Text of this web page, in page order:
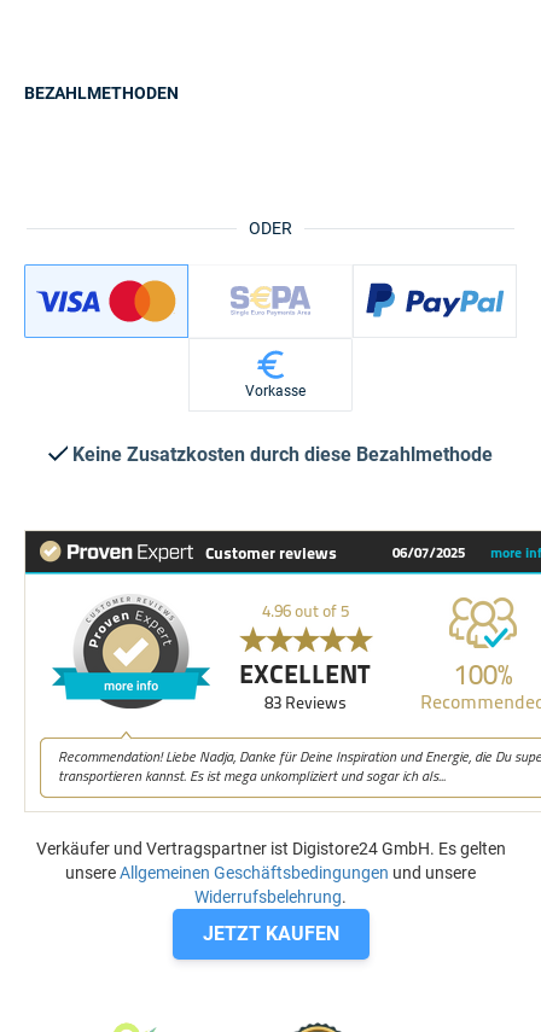
ODER
BEZAHLMETHODEN
Vorkasse
Keine Zusatzkosten durch diese Bezahlmethode
Verkäufer und Vertragspartner ist Digistore24 GmbH. Es gelten
unsereAllgemeinen Geschäftsbedingungen und unsere
Widerrufsbelehrung.
JETZT KAUFEN